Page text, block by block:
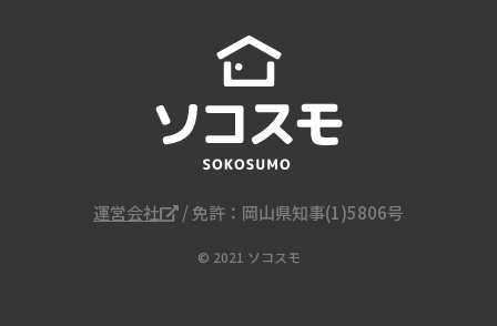
運営会社 / 免許：岡山県知事(1)5806号
© 2021 ソコスモ